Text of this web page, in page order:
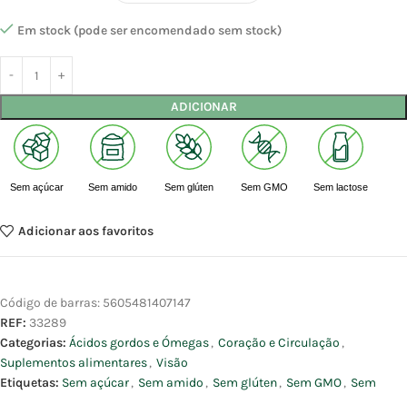
Em stock (pode ser encomendado sem stock)
ADICIONAR
Sem açúcar Sem amido Sem glúten Sem GMO Sem lactose
Adicionar aos favoritos
Código de barras: 5605481407147
REF: 33289
Categorias: Ácidos gordos e Ómegas, Coração e Circulação ,
Suplementos alimentares, Visão
Etiquetas: Sem açúcar, Sem amido , Sem glúten, Sem GMO, Sem